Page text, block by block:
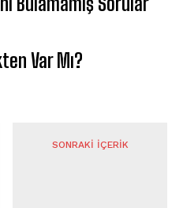
Var Mı?
SONRAKI İÇERIK